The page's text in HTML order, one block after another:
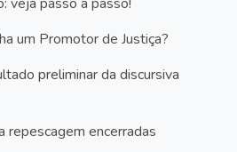
veja passo a passo!
um Promotor de Justiça?
preliminar da discursiva
repescagem encerradas